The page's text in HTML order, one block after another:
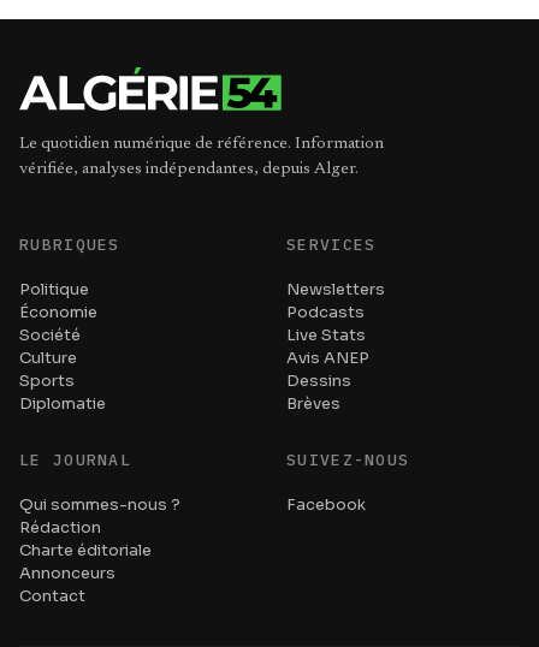
Le quotidien numérique de référence. Information
vérifiée, analyses indépendantes, depuis Alger.
RUBRIQUES
Politique
Économie
Société
Culture
Sports
Diplomatie
SERVICES
Newsletters
Podcasts
Live Stats
Avis ANEP
Dessins
Brèves
LE JOURNAL
Qui sommes-nous ?
Rédaction
Charte éditoriale
Annonceurs
Contact
SUIVEZ-NOUS
Facebook